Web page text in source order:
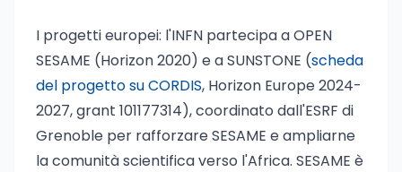
I progetti europei: l'INFN partecipa a OPEN
SESAME (Horizon 2020) e a SUNSTONE (scheda
del progetto su CORDIS, Horizon Europe 2024-
2027, grant 101177314), coordinato dall'ESRF di
Grenoble per rafforzare SESAME e ampliarne
la comunità scientifica verso l'Africa. SESAME è